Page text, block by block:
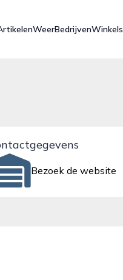
WeerBedrijvenWinkels
Bezoek de website